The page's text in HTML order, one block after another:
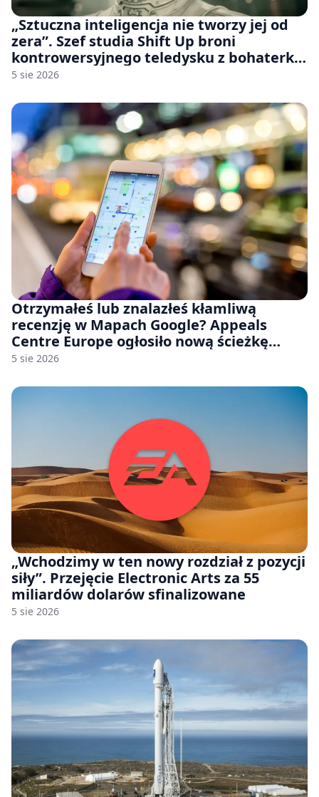
„Sztuczna inteligencja nie tworzy jej od
zera”. Szef studia Shift Up broni
kontrowersyjnego teledysku z bohaterką
Stellar Blade: Blood Rain
5 sie 2026
Otrzymałeś lub znalazłeś kłamliwą
recenzję w Mapach Google? Appeals
Centre Europe ogłosiło nową ścieżkę
odwoławczą dla firm i konsumentów
5 sie 2026
„Wchodzimy w ten nowy rozdział z pozycji
siły”. Przejęcie Electronic Arts za 55
miliardów dolarów sfinalizowane
5 sie 2026